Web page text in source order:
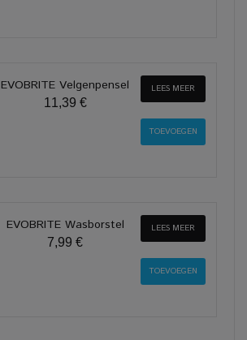
EVOBRITE Velgenpensel
11,39 €
LEES MEER
EVOBRITE Wasborstel
7,99 €
LEES MEER